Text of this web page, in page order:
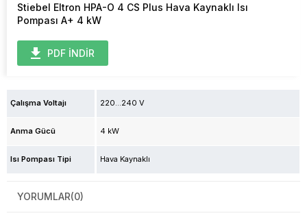
Stiebel Eltron HPA-O 4 CS Plus Hava Kaynaklı Isı
Pompası A+ 4 kW
PDF İNDİR
Çalışma Voltajı 220...240 V
Anma Gücü 4 kW
Isı Pompası Tipi Hava Kaynaklı
YORUMLAR(0)